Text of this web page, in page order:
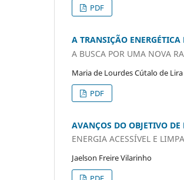
PDF
A TRANSIÇÃO
A BUSCA POR UMA NOVA
Maria de Lourdes Cútalo de
PDF
AVANÇOS DO OBJETIVO
ENERGIA ACESSÍVEL E
Jaelson Freire Vilarinho